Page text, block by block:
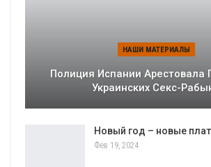
НАШИ МАТЕРИАЛЫ
Полиция Испании Арестовала
Украинских Секс-
Новый год – новые
Фев 19, 2024